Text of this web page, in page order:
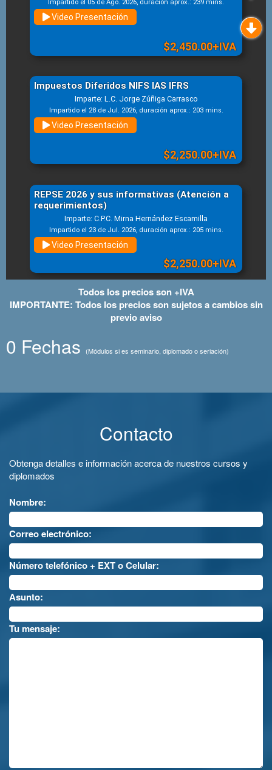
Todos los precios son +IVA
IMPORTANTE: Todos los precios son sujetos a cambios sin
previo aviso
0 Fechas (Módulos si es seminario, diplomado o seriación)
Contacto
Obtenga detalles e información acerca de nuestros cursos y
diplomados
Nombre:
Correo electrónico:
Número telefónico + EXT o Celular:
Asunto:
Tu mensaje: